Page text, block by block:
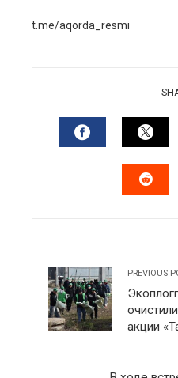
t.me/aqorda_resmi
FACEBOOK
PREVIOUS
акции